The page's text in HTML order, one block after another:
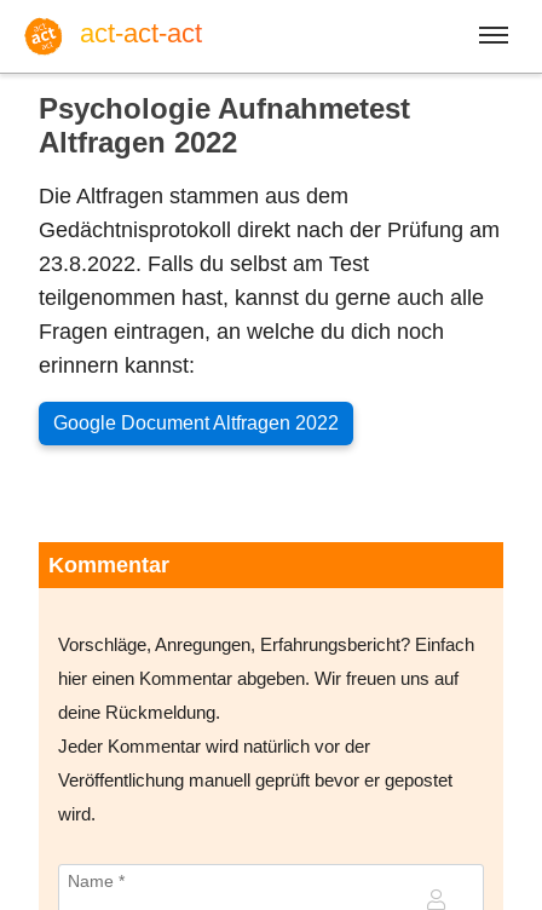
act-act-act
Anmelden
Blog
Do, 06. August 2026 |
Psychologie Aufnahmetest
Altfragen 2022
Die Altfragen stammen aus dem
Gedächtnisprotokoll direkt nach der Prüfung am
23.8.2022. Falls du selbst am Test
teilgenommen hast, kannst du gerne auch alle
Fragen eintragen, an welche du dich noch
erinnern kannst:
Google Document Altfragen 2022
Kommentar
Vorschläge, Anregungen, Erfahrungsbericht? Einfach
hier einen Kommentar abgeben. Wir freuen uns auf
deine Rückmeldung.
Jeder Kommentar wird natürlich vor der
Veröffentlichung manuell geprüft bevor er gepostet
wird.
Name *